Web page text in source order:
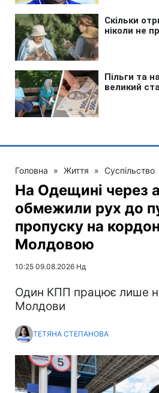
Головна » Життя » Суспільство
На Одещині через
обмежили рух до
пропуску на
Молдовою
10:25 09.08.2026 Нд
Один КПП працює лише
Молдови
ТЕТЯНА СТЕПАНОВА